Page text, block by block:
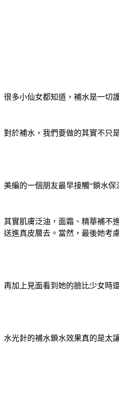
很多小仙女都知道，補水是一切
對於補水，我們要做的其實不只
美編的一個朋友最早接觸“鎖水
其實肌膚泛油，面霜、精華補不
送進真皮層去。當然，最後她考
再加上見面看到她的臉比少女時
水光針的補水鎖水效果真的是太